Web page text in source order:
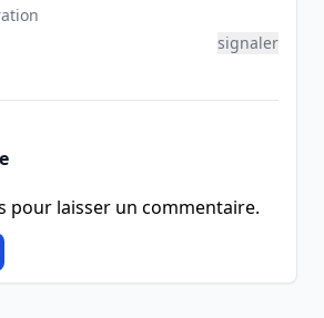
signaler
pour laisser un commentaire.